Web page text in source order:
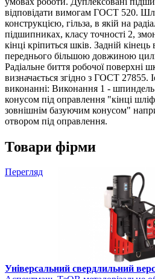
відповідати вимогам ГОСТ 520.
конструкцією, гільза, в якій на
підшипниках, класу точності 2,
кінці кріпиться шків. Задній кінець
переднього більшою довжиною
Радіальне биття робочої поверхні
визначається згідно з ГОСТ 27855.
виконанні: Виконання 1 -
конусом під оправлення "кінці
зовнішнім базуючим конусом"
отвором під оправлення.
Товари фірми
Перегляд
Універсальний свердлильний